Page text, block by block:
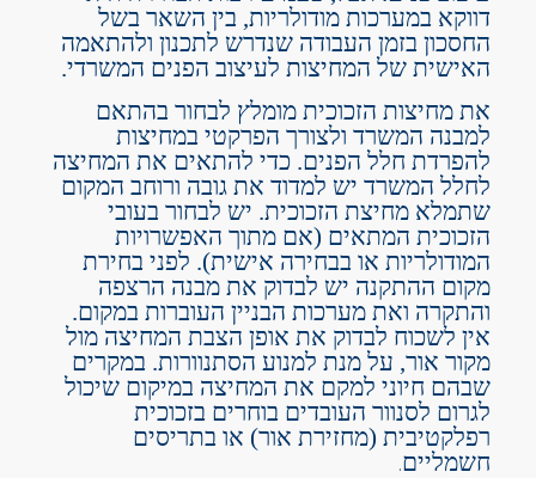
דווקא במערכות מודולריות, בין השאר בשל
החסכון בזמן העבודה שנדרש לתכנון ולהתאמה
האישית של המחיצות לעיצוב הפנים המשרדי.
את מחיצות הזכוכית מומלץ לבחור בהתאם
למבנה המשרד ולצורך הפרקטי במחיצות
להפרדת חלל הפנים. כדי להתאים את המחיצה
לחלל המשרד יש למדוד את גובה ורוחב המקום
שתמלא מחיצת הזכוכית. יש לבחור בעובי
הזכוכית המתאים (אם מתוך האפשרויות
המודולריות או בבחירה אישית). לפני בחירת
מקום ההתקנה יש לבדוק את מבנה הרצפה
והתקרה ואת מערכות הבניין העוברות במקום.
אין לשכוח לבדוק את אופן הצבת המחיצה מול
מקור אור, על מנת למנוע הסתנוורות. במקרים
שבהם חיוני למקם את המחיצה במיקום שיכול
לגרום לסנוור העובדים בוחרים בזכוכית
רפלקטיבית (מחזירת אור) או בתריסים
חשמליים.